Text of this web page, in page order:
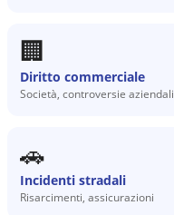
🏢
Diritto commerciale
Società, controversie aziendali
🚗
Incidenti stradali
Risarcimenti, assicurazioni